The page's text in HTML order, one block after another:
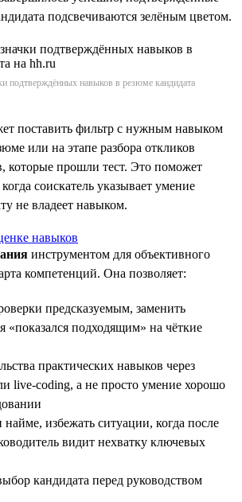
подсвечиваются зелёным цветом.
подтверждённых навыков в резюме кандидата
поставить фильтр с нужным навыком
или на этапе разбора откликов
которые прошли тест. Это поможет
соискатель указывает умение
не владеет навыком.
навыков
инструментом для объективного
компетенций. Она позволяет:
предсказуемым, заменить
подходящим» на чёткие
практических навыков через
live-coding, а не просто умение хорошо
найме, избежать ситуации, когда после
видит нехватку ключевых
кандидата перед руководством